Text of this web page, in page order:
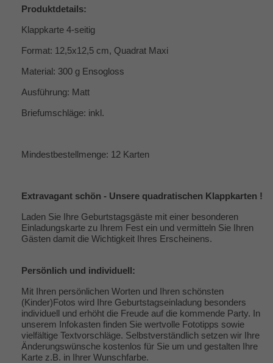
Produktdetails:
Klappkarte 4-seitig
Format: 12,5x12,5 cm, Quadrat Maxi
Material: 300 g Ensogloss
Ausführung: Matt
Briefumschläge: inkl.
Mindestbestellmenge: 12 Karten
Extravagant schön - Unsere quadratischen Klappkarten !
Laden Sie Ihre Geburtstagsgäste mit einer besonderen
Einladungskarte zu Ihrem Fest ein und vermitteln Sie Ihren
Gästen damit die Wichtigkeit Ihres Erscheinens.
Persönlich und individuell:
Mit Ihren persönlichen Worten und Ihren schönsten
(Kinder)Fotos wird Ihre Geburtstagseinladung besonders
individuell und erhöht die Freude auf die kommende Party. In
unserem Infokasten finden Sie wertvolle Fototipps sowie
vielfältige Textvorschläge. Selbstverständlich setzen wir Ihre
Änderungswünsche kostenlos für Sie um und gestalten Ihre
Karte z.B. in Ihrer Wunschfarbe.